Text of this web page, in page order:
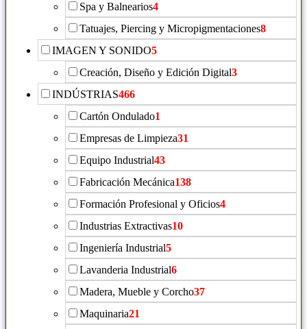
Spa y Balnearios4
Tatuajes, Piercing y Micropigmentaciones8
IMAGEN Y SONIDO5
Creación, Diseño y Edición Digital3
INDÚSTRIAS466
Cartón Ondulado1
Empresas de Limpieza31
Equipo Industrial43
Fabricación Mecánica138
Formación Profesional y Oficios4
Industrias Extractivas10
Ingeniería Industrial5
Lavanderia Industrial6
Madera, Mueble y Corcho37
Maquinaria21